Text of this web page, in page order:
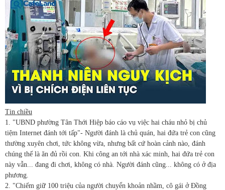
Tin chiều
1. "UBND phường Tân Thới Hiệp báo cáo vụ việc hai cháu nhỏ bị chủ
tiệm Internet đánh tới tấp"- Người đánh là chủ quán, hai đứa trẻ con cũng
thường xuyên chơi, tức không vừa, nhưng bất cứ hoàn cảnh nào, đánh
chúng thế là ăn đủ rồi con. Khi công an tới nhà xác minh, hai đứa trẻ con
này vẫn... đang đi chơi, không có nhà. Người đánh cũng... không có ở địa
phương.
2. "Chiếm giữ 100 triệu của người chuyển khoản nhầm, cô gái ở Đồng